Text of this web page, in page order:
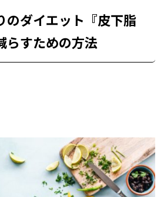
のダイエット『皮下脂
らすための方法